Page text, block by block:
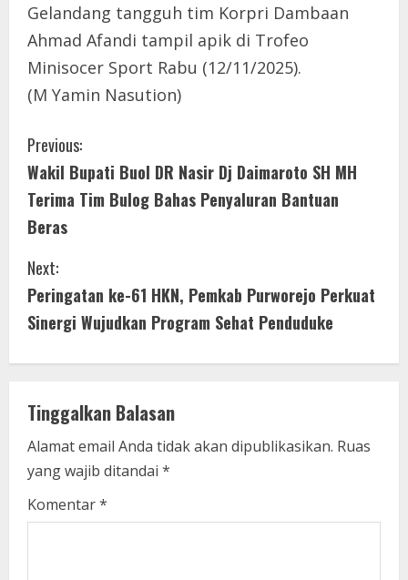
Gelandang tangguh tim Korpri Dambaan
Ahmad Afandi tampil apik di Trofeo
Minisocer Sport Rabu (12/11/2025).
(M Yamin Nasution)
C
o
n
t
i
n
u
e
R
e
a
Previous:
Wakil Bupati Buol DR Nasir Dj Daimaroto SH MH
Terima Tim Bulog Bahas Penyaluran Bantuan
Beras
Next:
Peringatan ke-61 HKN, Pemkab Purworejo Perkuat
Sinergi Wujudkan Program Sehat Penduduke
Tinggalkan Balasan
Alamat email Anda tidak akan dipublikasikan. Ruas
yang wajib ditandai *
Komentar*